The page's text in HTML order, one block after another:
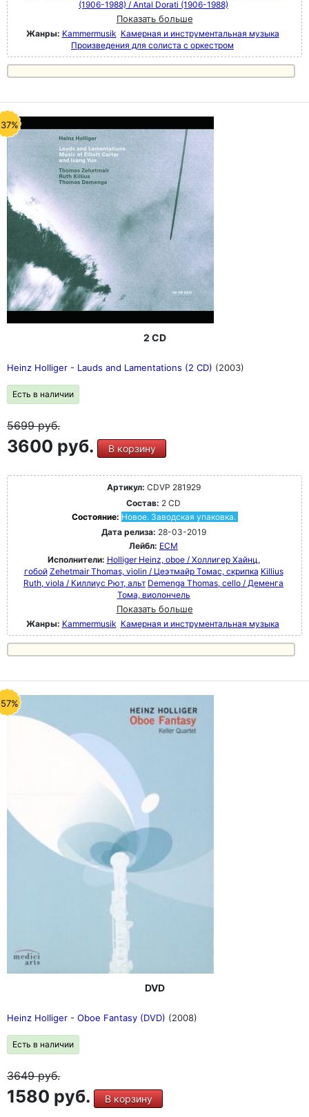
(1906-1988) / Antal Dorati (1906-1988)
Показать больше
Жанры: Kammermusik Камерная и инструментальная музыка
Произведения для солиста с оркестром
2 CD
Heinz Holliger - Lauds and Lamentations (2 CD) (2003)
Есть в наличии
5699руб.
3600 руб. В корзину
Артикул: CDVP 281929
Состав: 2 CD
Состояние: Новое. Заводская упаковка.
Дата релиза: 28-03-2019
Лейбл: ECM
Исполнители: Holliger Heinz, oboe / Холлигер Хайнц,
гобой Zehetmair Thomas, violin / Цеэтмайр Томас, скрипка Killius
Ruth, viola / Киллиус Рют, альт Demenga Thomas, cello / Деменга
Тома, виолончель
Показать больше
Жанры: Kammermusik Камерная и инструментальная музыка
DVD
Heinz Holliger - Oboe Fantasy (DVD) (2008)
Есть в наличии
3649руб.
1580 руб. В корзину